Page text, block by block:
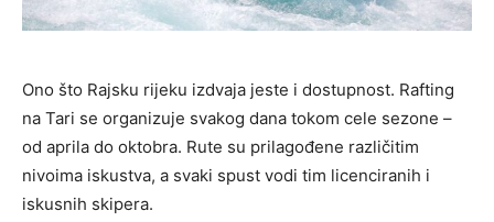
Ono što Rajsku rijeku izdvaja jeste i dostupnost. Rafting
na Tari se organizuje svakog dana tokom cele sezone –
od aprila do oktobra. Rute su prilagođene različitim
nivoima iskustva, a svaki spust vodi tim licenciranih i
iskusnih skipera.